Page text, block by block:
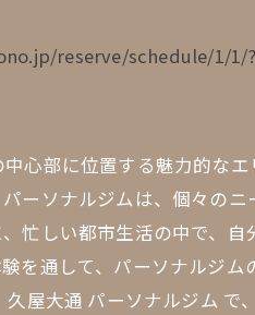
reserve/schedule/1/
心部に位置する魅力的な
ーソナルジムは、個々の
忙しい都市生活の中で、
を通して、パーソナルジ
久屋大通 パーソナルジム